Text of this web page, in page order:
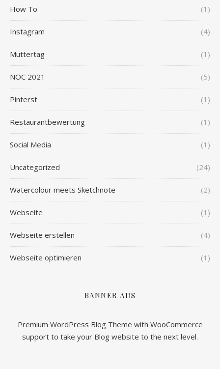
How To (1)
Instagram (4)
Muttertag (1)
NOC 2021 (5)
Pinterst (1)
Restaurantbewertung (1)
Social Media (1)
Uncategorized (24)
Watercolour meets Sketchnote (2)
Webseite (1)
Webseite erstellen (4)
Webseite optimieren (1)
BANNER ADS
Premium WordPress Blog Theme with WooCommerce
support to take your Blog website to the next level.